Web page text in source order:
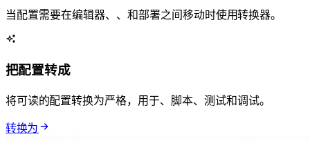
当配置需要在编辑器、API、CI/CD 和部署 manifests 之间移动时使用 YAML JSON 转换器。
把 YAML 配置转成 JSON
将可读的 YAML 配置转换为严格 JSON，用于 API、脚本、schema 测试和调试。
转换 YAML 为 JSON